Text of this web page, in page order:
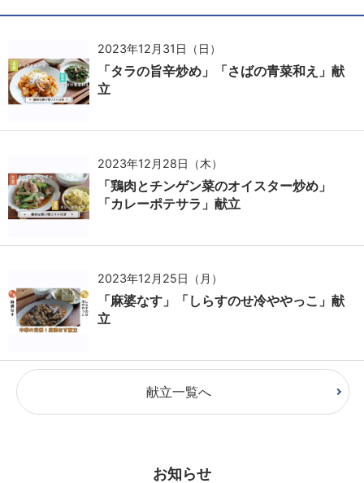
2023年12月31日（日）
「タラの旨辛炒め」「さばの青菜和え」献
立
2023年12月28日（木）
「鶏肉とチンゲン菜のオイスター炒め」
「カレーポテサラ」献立
2023年12月25日（月）
「麻婆なす」「しらすのせ冷ややっこ」献
立
献立一覧へ
お知らせ